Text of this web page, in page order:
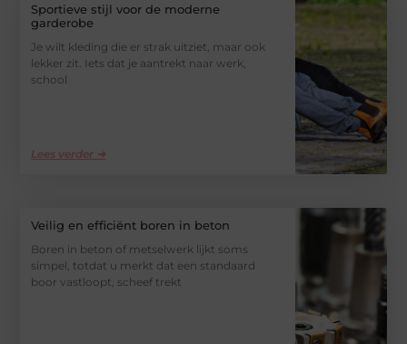
Sportieve stijl voor de moderne
garderobe
Je wilt kleding die er strak uitziet, maar ook
lekker zit. Iets dat je aantrekt naar werk,
school
Lees verder ➜
Veilig en efficiënt boren in beton
Boren in beton of metselwerk lijkt soms
simpel, totdat u merkt dat een standaard
boor vastloopt, scheef trekt